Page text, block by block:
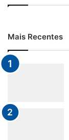
Mais Recentes